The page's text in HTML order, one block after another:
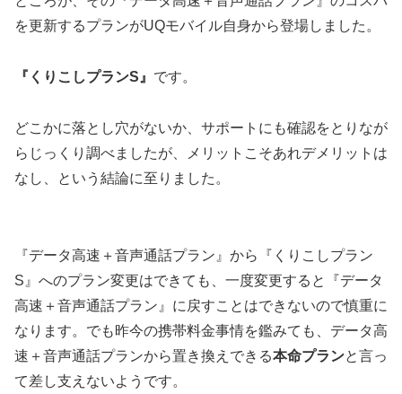
を更新するプランがUQモバイル自身から登場しました。
『くりこしプランS』 です。
どこかに落とし穴がないか、サポートにも確認をとりなが
らじっくり調べましたが、メリットこそあれデメリットは
なし、という結論に至りました。
『データ高速＋音声通話プラン』から『くりこしプラン
S』へのプラン変更はできても、一度変更すると『データ
高速＋音声通話プラン』に戻すことはできないので慎重に
なります。でも昨今の携帯料金事情を鑑みても、データ高
速＋音声通話プランから置き換えできる本命プランと言っ
て差し支えないようです。